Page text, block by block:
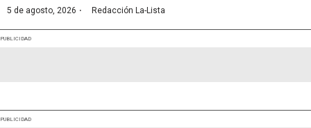
5 de agosto, 2026 · Redacción La-Lista
PUBLICIDAD
PUBLICIDAD